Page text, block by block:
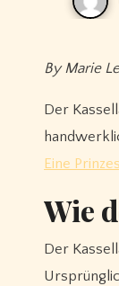
By Marie
Der
Eine
Wie
Der